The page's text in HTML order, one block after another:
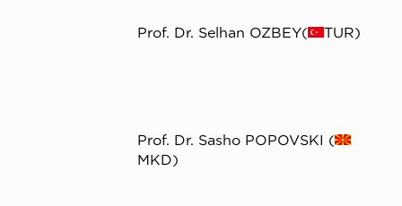
Prof. Dr. Selhan OZBEY( TUR)
Prof. Dr. Sasho POPOVSKI (
MKD)